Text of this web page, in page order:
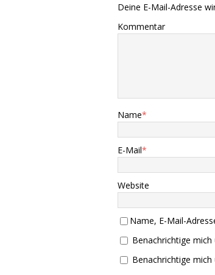
Deine E-Mail-Adresse
Kommentar
Name*
E-Mail*
Website
Name, E-Mail-
Benachrichtige
Benachrichtige